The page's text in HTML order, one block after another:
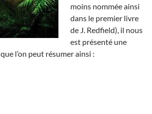
moins nommée ainsi
dans le premier livre
de J. Redfield), il nous
est présenté une
que l’on peut résumer ainsi :